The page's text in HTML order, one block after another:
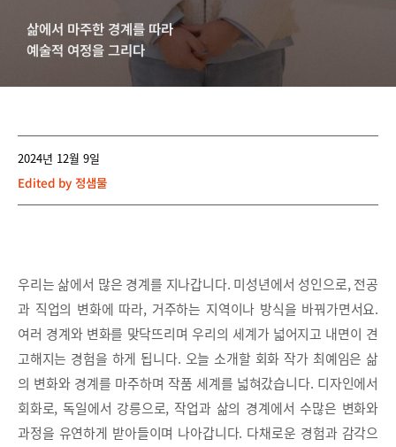
삶에서 마주한 경계를 따라
예술적 여정을 그리다
2024년 12월 9일
Edited by 정샘물
우리는 삶에서 많은 경계를 지나갑니다. 미성년에서 성인으로, 전공
과 직업의 변화에 따라, 거주하는 지역이나 방식을 바꿔가면서요.
여러 경계와 변화를 맞닥뜨리며 우리의 세계가 넓어지고 내면이 견
고해지는 경험을 하게 됩니다. 오늘 소개할 회화 작가 최예임은 삶
의 변화와 경계를 마주하며 작품 세계를 넓혀갔습니다. 디자인에서
회화로, 독일에서 강릉으로, 작업과 삶의 경계에서 수많은 변화와
과정을 유연하게 받아들이며 나아갑니다. 다채로운 경험과 감각으